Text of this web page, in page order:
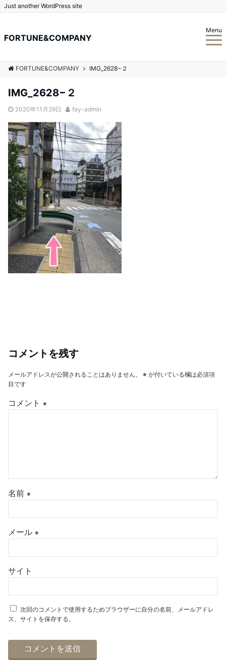
Just another WordPress site
FORTUNE&COMPANY
Menu
FORTUNE&COMPANY IMG_2628−２
IMG_2628−２
2020年11月29日 fay-admin
コメントを残す
メールアドレスが公開されることはありません。 ※ が付いている欄は必須項
目です
コメント ※
名前 ※
メール ※
サイト
次回のコメントで使用するためブラウザーに自分の名前、メールアドレ
ス、サイトを保存する。